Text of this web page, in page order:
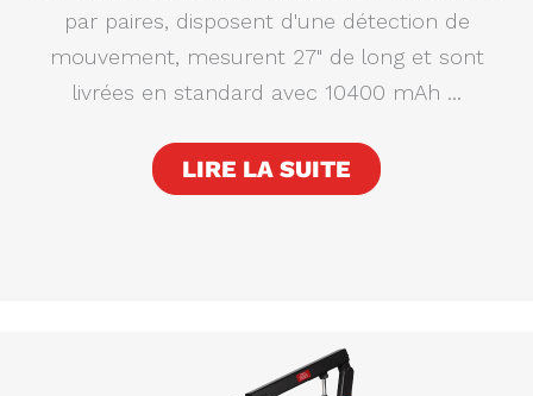
par paires, disposent d'une détection de
mouvement, mesurent 27" de long et sont
livrées en standard avec 10400 mAh ...
LIRE LA SUITE